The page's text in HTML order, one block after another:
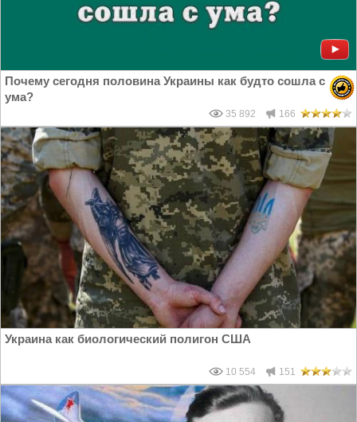
Почему сегодня половина Украины как будто сошла с
ума?
35 892 166
Украина как биологический полигон США
10 554 151